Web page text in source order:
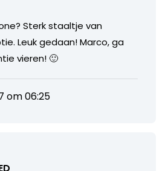
Sterk staaltje van
Leuk gedaan! Marco, ga
vieren! 🙂
om 06:25